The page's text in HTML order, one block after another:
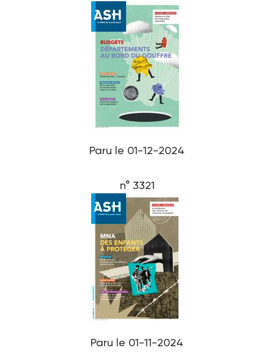
Paru le 01-12-2024
n° 3321
Paru le 01-11-2024